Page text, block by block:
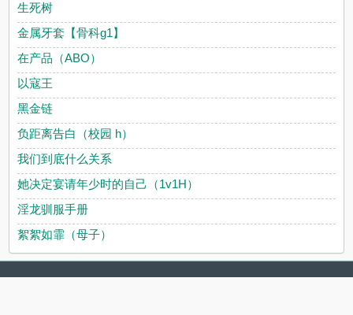
生死树
金属牙套【骨科g1】
在产品（ABO）
以寇王
黑金链
负距离告白（校园 h）
我们到底什么关系
她决定宴请年少时的自己（1v1H）
淫龙驯服手册
絮絮如霏（母子）